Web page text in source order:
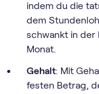
indem du die
dem
schwankt in der
Monat.
Gehalt: Mit
festen Betrag,